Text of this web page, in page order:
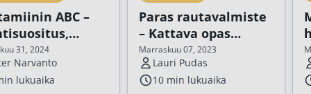
ABC –
ja hyödyt
31, 2024
Narvanto
lukuaika
Paras rautavalmiste
– Kattava opas
rautalisän valintaan
ja käyttöön
Marraskuu 07, 2023
Lauri Pudas
10 min lukuaika